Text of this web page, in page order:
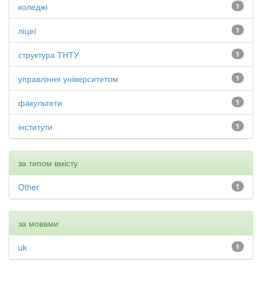
1
коледжі
1
ліцеї
1
структура ТНТУ
1
управління університетом
1
факультети
1
інститути
за типом вмісту
1
Other
за мовами
1
uk